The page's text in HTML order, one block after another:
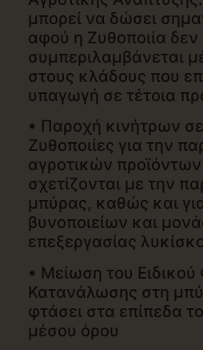
μπορεί να δώσει
αφού η Ζυθοποιία δεν
συμπεριλαμβάνεται
στους κλάδους που
υπαγωγή σε τέτοια
• Παροχή κινήτρων
Ζυθοποιίες για την
αγροτικών
σχετίζονται με την
μπύρας, καθώς και
βυνοποιείων και
επεξεργασίας
• Μείωση του
Κατανάλωσης στη
φτάσει στα επίπεδα
μέσου όρου